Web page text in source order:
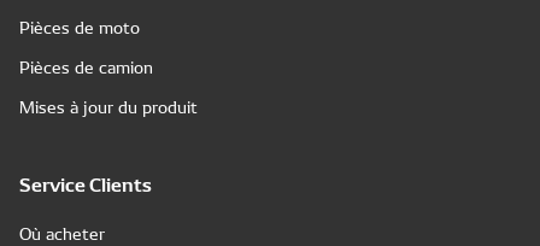
Pièces de moto
Pièces de camion
Mises à jour du produit
Service Clients
Où acheter